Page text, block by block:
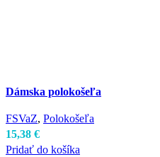
Dámska polokošeľa
FSVaZ, Polokošeľa
15,38 €
Pridať do košíka